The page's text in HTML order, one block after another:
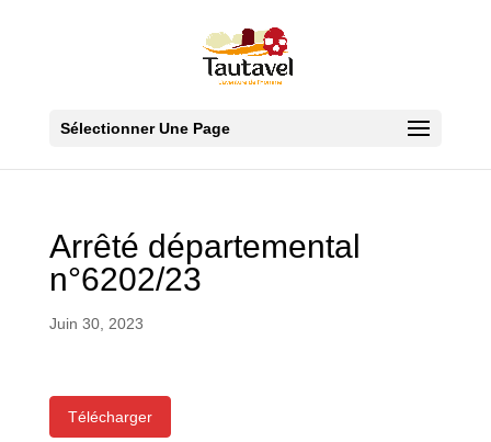
Sélectionner Une Page
Arrêté départemental
n°6202/23
Juin 30, 2023
Télécharger